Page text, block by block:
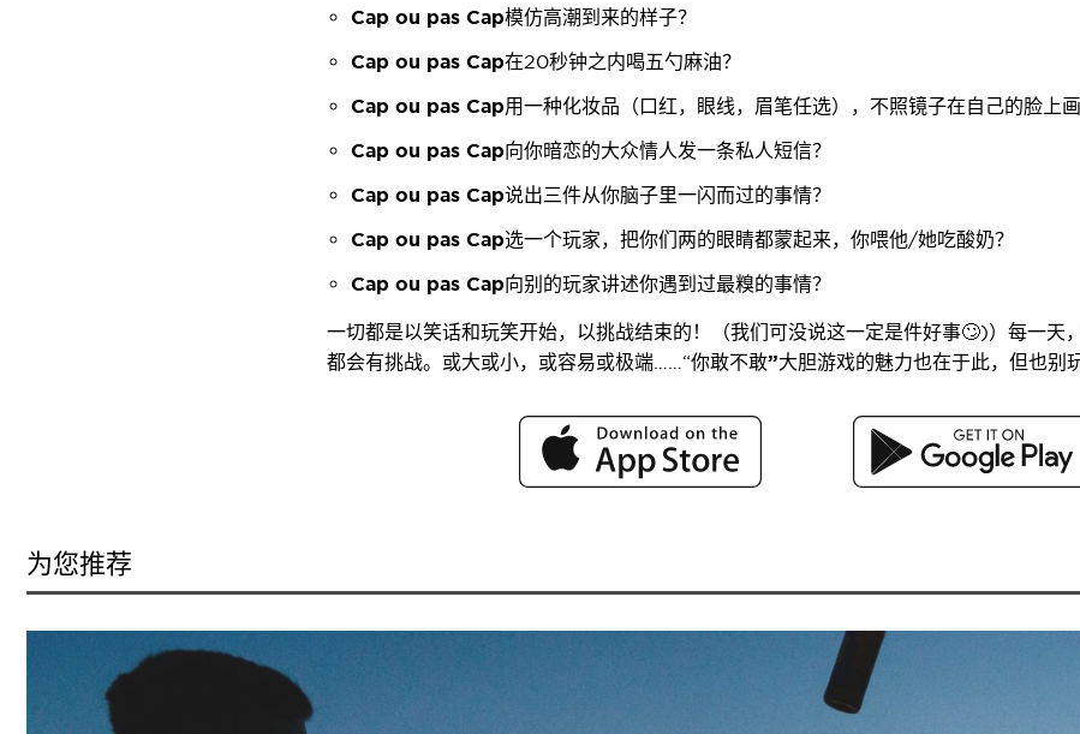
Cap ou pas Cap模仿高潮到来的样子？
Cap ou pas Cap在20秒钟之内喝五勺麻油？
Cap ou pas Cap用一种化妆品（口红，眼线，眉笔任选），不照镜子在自己的脸上画
Cap ou pas Cap向你暗恋的大众情人发一条私人短信？
Cap ou pas Cap说出三件从你脑子里一闪而过的事情？
Cap ou pas Cap选一个玩家，把你们两的眼睛都蒙起来，你喂他/她吃酸奶？
Cap ou pas Cap向别的玩家讲述你遇到过最糗的事情？
一切都是以笑话和玩笑开始，以挑战结束的！（我们可没说这一定是件好事🙄)）每一天
都会有挑战。或大或小，或容易或极端……“你敢不敢”大胆游戏的魅力也在于此，但也别
为您推荐